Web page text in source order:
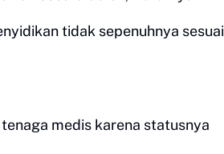
tidak sepenuhnya sesuai
medis karena statusnya